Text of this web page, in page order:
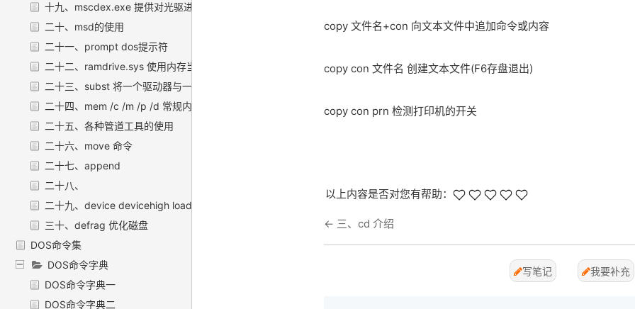
十九、mscdex.exe 提供对光驱进行读写的程序
二十、msd的使用
二十一、prompt dos提示符
二十二、ramdrive.sys 使用内存当做虚拟盘来使用
二十三、subst 将一个驱动器与一个子目录联接
二十四、mem /c /m /p /d 常规内存显示程序
二十五、各种管道工具的使用
二十六、move 命令
二十七、append
二十八、
二十九、device devicehigh loadhigh
三十、defrag 优化磁盘
DOS命令集
DOS命令字典
DOS命令字典一
DOS命令字典二
copy 文件名+con 向文本文件中追加命令或内容
copy con 文件名 创建文本文件(F6存盘退出)
copy con prn 检测打印机的开关
以上内容是否对您有帮助：
← 三、cd 介绍
写笔记 我要补充